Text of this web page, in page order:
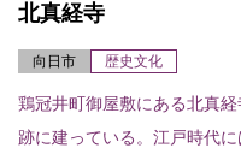
北真経寺
向日市 歴史文化
鶏冠井町御屋敷にある北真
跡に建っている。江戸時代